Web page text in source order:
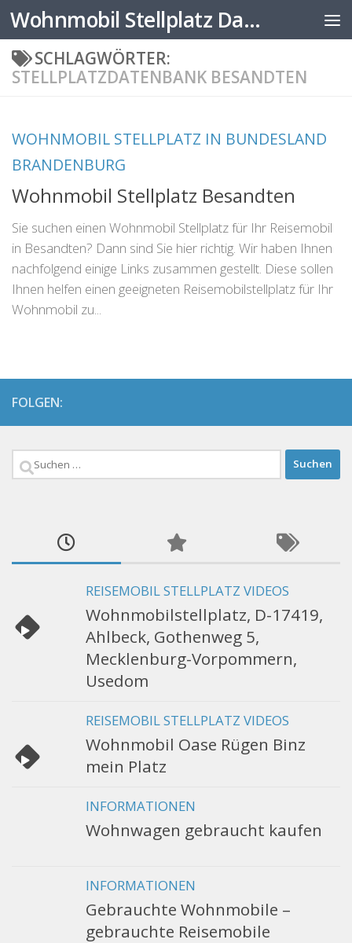
Zum Inhalt springen Wohnmobil Stellplatz Datenbank
SCHLAGWÖRTER:
STELLPLATZDATENBANK BESANDTEN
WOHNMOBIL STELLPLATZ IN BUNDESLAND
BRANDENBURG
Wohnmobil Stellplatz Besandten
Sie suchen einen Wohnmobil Stellplatz für Ihr Reisemobil
in Besandten? Dann sind Sie hier richtig. Wir haben Ihnen
nachfolgend einige Links zusammen gestellt. Diese sollen
Ihnen helfen einen geeigneten Reisemobilstellplatz für Ihr
Wohnmobil zu...
FOLGEN:
Suchen
REISEMOBIL STELLPLATZ VIDEOS
Wohnmobilstellplatz, D-17419,
Ahlbeck, Gothenweg 5,
Mecklenburg-Vorpommern,
Usedom
REISEMOBIL STELLPLATZ VIDEOS
Wohnmobil Oase Rügen Binz
mein Platz
INFORMATIONEN
Wohnwagen gebraucht kaufen
INFORMATIONEN
Gebrauchte Wohnmobile –
gebrauchte Reisemobile